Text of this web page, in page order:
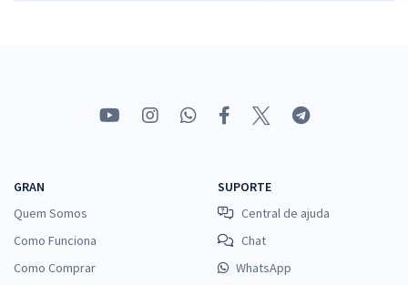
GRAN
Quem Somos
Como Funciona
Como Comprar
SUPORTE
Central de ajuda
Chat
WhatsApp